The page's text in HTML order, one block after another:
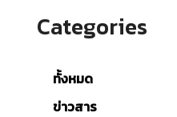
Categories
ทั้งหมด
ข่าวสาร